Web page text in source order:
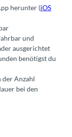
herunter (iOS
und
ausgerichtet
benötigst du
der Anzahl
bei den